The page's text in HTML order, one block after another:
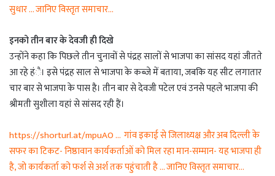
सुधार … जानिए विस्तृत समाचार…
इनको तीन बार के देवजी ही दिखे
उन्होंने कहा कि पिछले तीन चुनावों से पंद्रह सालों से भाजपा का सांसद यहां जीतते
आ रहे हंै। इसे पंद्रह साल से भाजपा के कब्जे में बताया, जबकि यह सीट लगातार
चार बार से भाजपा के पास है। तीन बार से देवजी पटेल एवं उनसे पहले भाजपा की
श्रीमती सुशीला यहां से सांसद रही हैं।
https://shorturl.at/mpuAO … गांव इकाई से जिलाध्यक्ष और अब दिल्ली के
सफर का टिकट- निष्ठावान कार्यकर्ताओं को मिल रहा मान-सम्मान- यह भाजपा ही
है, जो कार्यकर्ता को फर्श से अर्श तक पहुंचाती है … जानिए विस्तृत समाचार…